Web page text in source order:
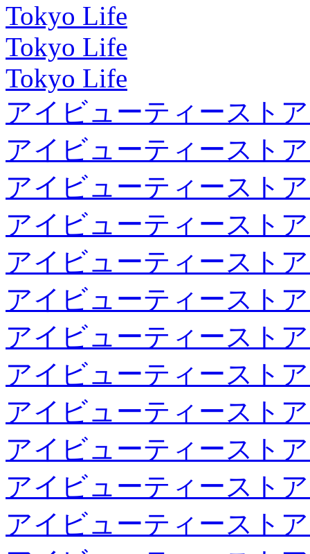
Tokyo Life
Tokyo Life
Tokyo Life
アイビューティースト
アイビューティースト
アイビューティースト
アイビューティースト
アイビューティースト
アイビューティースト
アイビューティースト
アイビューティースト
アイビューティースト
アイビューティースト
アイビューティースト
アイビューティースト